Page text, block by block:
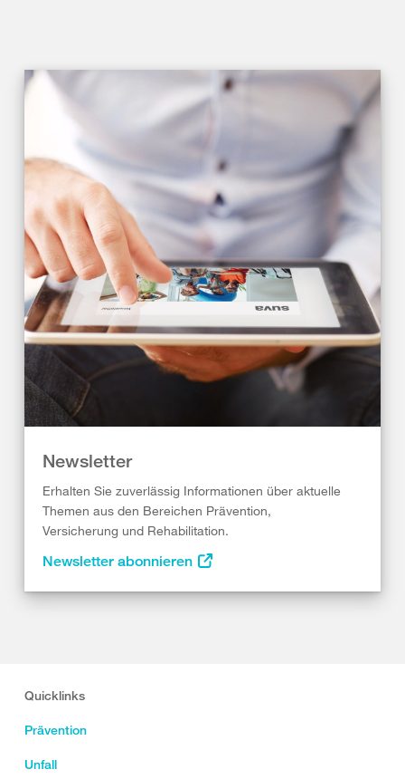
Newsletter
Erhalten Sie zuverlässig Informationen über aktuelle
Themen aus den Bereichen Prävention,
Versicherung und Rehabilitation.
Newsletter abonnieren
Quicklinks
Prävention
Unfall